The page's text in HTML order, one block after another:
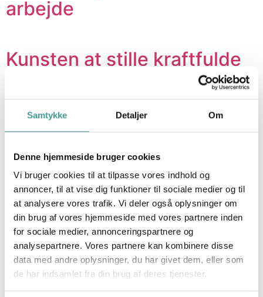
Samtykke Detaljer Om
Denne hjemmeside bruger cookies
Vi bruger cookies til at tilpasse vores indhold og
annoncer, til at vise dig funktioner til sociale medier og til
at analysere vores trafik. Vi deler også oplysninger om
din brug af vores hjemmeside med vores partnere inden
for sociale medier, annonceringspartnere og
analysepartnere. Vores partnere kan kombinere disse
data med andre oplysninger, du har givet dem, eller som
de har indsamlet fra din brug af deres tjenester.
arbejde
Kunsten at stille kraftfulde
Høj mening er høj
motivation
Mariagerfjord Kommune
måler den psykologiske
tryghed